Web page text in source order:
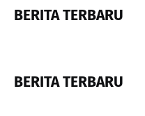
BERITA TERBARU
BERITA TERBARU